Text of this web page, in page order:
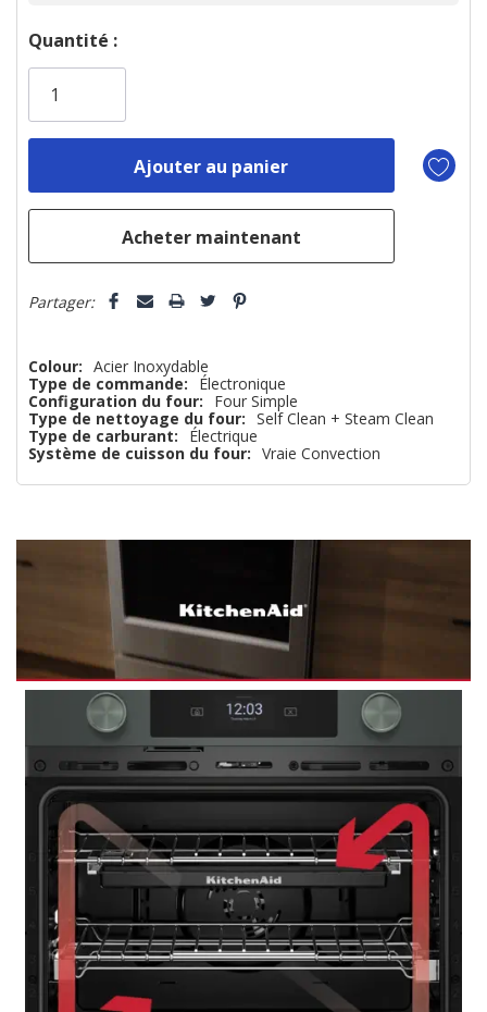
Dépêchez-
vous!
plus
Quantité :
Partager:
Colour: Acier Inoxydable
Type de commande:
Électronique
Configuration du four:
Four Simple
Type de nettoyage du four: Self Clean + Steam Clean
Type de carburant:
Électrique
Système de cuisson du four: Vraie Convection